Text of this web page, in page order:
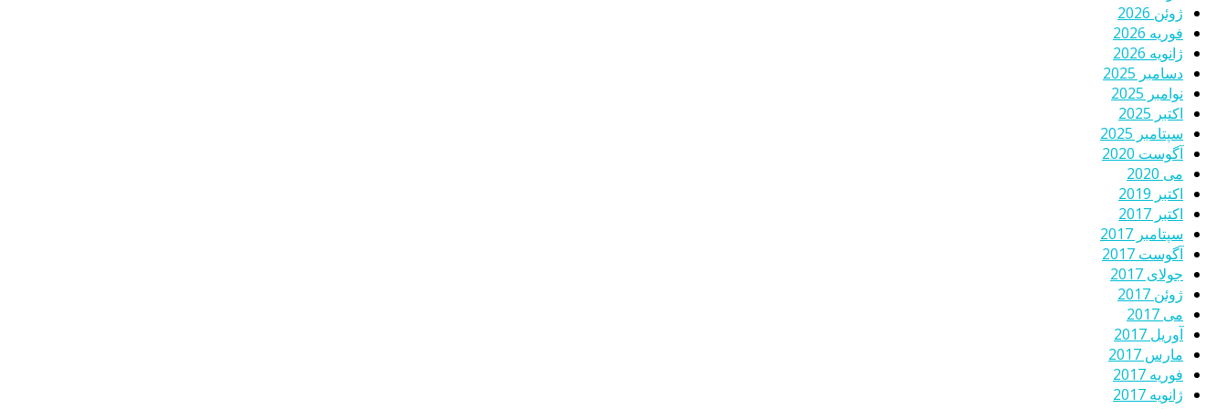
ژوئن 2026
فوریه 2026
ژانویه 2026
دسامبر 2025
نوامبر 2025
اکتبر 2025
سپتامبر 2025
آگوست 2020
می 2020
اکتبر 2019
اکتبر 2017
سپتامبر 2017
آگوست 2017
جولای 2017
ژوئن 2017
می 2017
آوریل 2017
مارس 2017
فوریه 2017
ژانویه 2017